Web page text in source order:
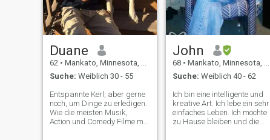
Duane
62 • Mankato, Minnesota, USA
Suche: Weiblich 30 - 55
Entspannte Kerl, aber gerne
noch, um Dinge zu erledigen.
Wie die meisten Musik,
Action und Comedy Filme mit
John
68 • Mankato, Minnesota, USA
Suche: Weiblich 40 - 62
Ich bin eine intelligente und
kreative Art. Ich lebe ein sehr
einfaches Leben. Ich möchte
zu Hause bleiben und die